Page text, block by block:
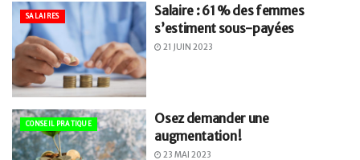
SALAIRES
Salaire : 61 % des femmes
s’estiment sous-payées
21 JUIN 2023
CONSEIL PRATIQUE
Osez demander une
augmentation !
23 MAI 2023